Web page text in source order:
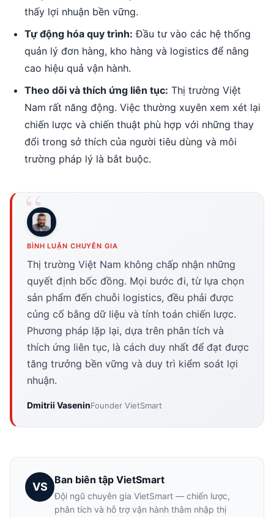
thấy lợi nhuận bền vững.
Tự động hóa quy trình: Đầu tư vào các hệ thống
quản lý đơn hàng, kho hàng và logistics để nâng
cao hiệu quả vận hành.
Theo dõi và thích ứng liên tục: Thị trường Việt
Nam rất năng động. Việc thường xuyên xem xét lại
chiến lược và chiến thuật phù hợp với những thay
đổi trong sở thích của người tiêu dùng và môi
trường pháp lý là bắt buộc.
BÌNH LUẬN CHUYÊN GIA
Thị trường Việt Nam không chấp nhận những
quyết định bốc đồng. Mọi bước đi, từ lựa chọn
sản phẩm đến chuỗi logistics, đều phải được
củng cố bằng dữ liệu và tính toán chiến lược.
Phương pháp lặp lại, dựa trên phân tích và
thích ứng liên tục, là cách duy nhất để đạt được
tăng trưởng bền vững và duy trì kiểm soát lợi
nhuận.
Dmitrii VaseninFounder VietSmart
VS
Ban biên tập VietSmart
Đội ngũ chuyên gia VietSmart — chiến lược,
phân tích và hỗ trợ vận hành thâm nhập thị